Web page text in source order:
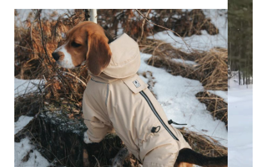
Записаться на груминг
О нас
Контакты